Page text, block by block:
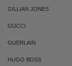
GILLIAN JONES
GUCCI
GUERLAIN
HUGO BOSS